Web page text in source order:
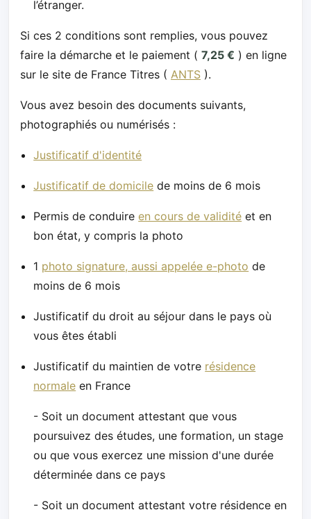
l’étranger.
Si ces 2 conditions sont remplies, vous pouvez
faire la démarche et le paiement ( 7,25 € ) en ligne
sur le site de France Titres ( ANTS ).
Vous avez besoin des documents suivants,
photographiés ou numérisés :
Justificatif d'identité
Justificatif de domicile de moins de 6 mois
Permis de conduireen cours de validité et en
bon état, y compris la photo
1 photo signature, aussi appelée e-photo de
moins de 6 mois
Justificatif du droit au séjour dans le pays où
vous êtes établi
Justificatif du maintien de votre résidence
normale en France
- Soit un document attestant que vous
poursuivez des études, une formation, un stage
ou que vous exercez une mission d'une durée
déterminée dans ce pays
- Soit un document attestant votre résidence en